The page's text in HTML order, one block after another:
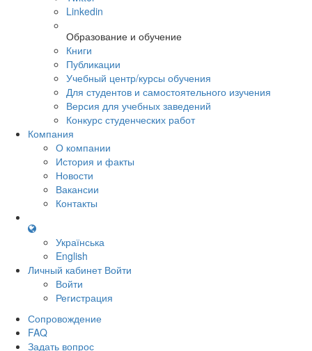
Linkedin
Образование и обучение
Книги
Публикации
Учебный центр/курсы обучения
Для студентов и самостоятельного изучения
Версия для учебных заведений
Конкурс студенческих работ
Компания
О компании
История и факты
Новости
Вакансии
Контакты
Українська
English
Личный кабинет Войти
Войти
Регистрация
Сопровождение
FAQ
Задать вопрос